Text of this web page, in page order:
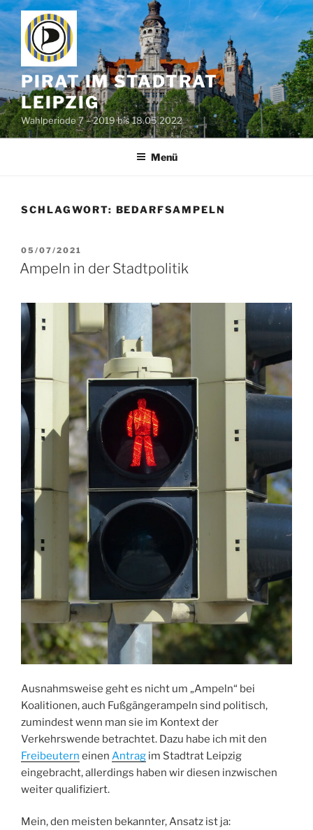
Zum
Inhalt
springen
PIRAT IM STADTRAT
LEIPZIG
Wahlperiode 7 – 2019 bis 18.05.2022
Menü
SCHLAGWORT: BEDARFSAMPELN
VERÖFFENTLICHT
AM
05/07/2021
Ampeln in der Stadtpolitik
Ausnahmsweise geht es nicht um „Ampeln“ bei
Koalitionen, auch Fußgängerampeln sind politisch,
zumindest wenn man sie im Kontext der
Verkehrswende betrachtet. Dazu habe ich mit den
Freibeutern einen Antrag im Stadtrat Leipzig
eingebracht, allerdings haben wir diesen inzwischen
weiter qualifiziert.
Mein, den meisten bekannter, Ansatz ist ja: